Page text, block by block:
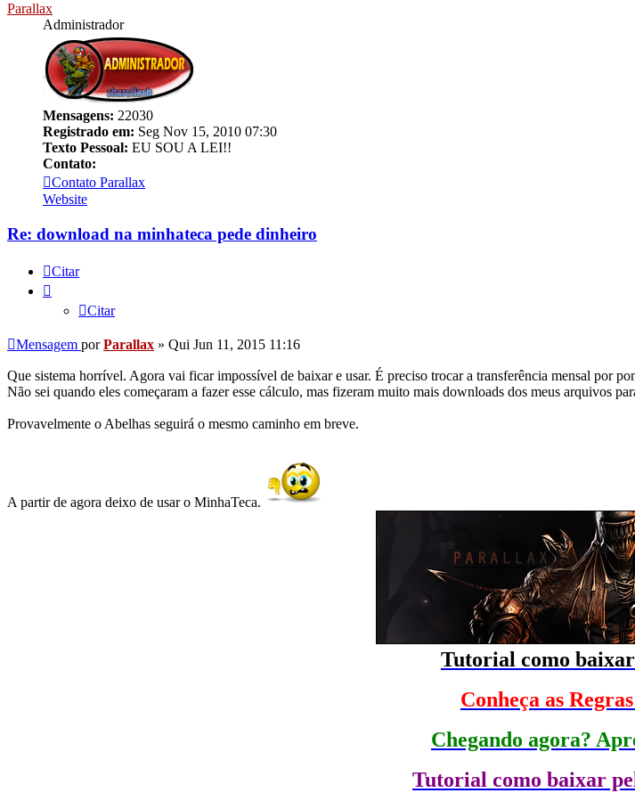
Parallax
Administrador
Mensagens: 22030
Registrado em: Seg Nov 15, 2010 07:30
Texto Pessoal: EU SOU A LEI!!
Contato:
Contato Parallax
Website
Re: download na minhateca pede dinheiro
Citar
Citar
Mensagem porParallax » Qui Jun 11, 2015 11:16
Que sistema horrível. Agora vai ficar impossível de baixar e usar. É preciso trocar a transferência mensal por
Não sei quando eles começaram a fazer esse cálculo, mas fizeram muito mais downloads dos meus arquivos
Provavelmente o Abelhas seguirá o mesmo caminho em breve.
A partir de agora deixo de usar o MinhaTeca.
Tutorial como
Conheça as
Chegando agora?
Tutorial como baixar